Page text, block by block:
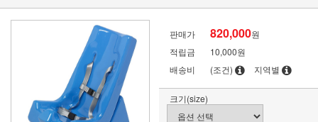
판매가 820,000원
적립금
10,000원
배송비
(조건) 지역별
크기(size)